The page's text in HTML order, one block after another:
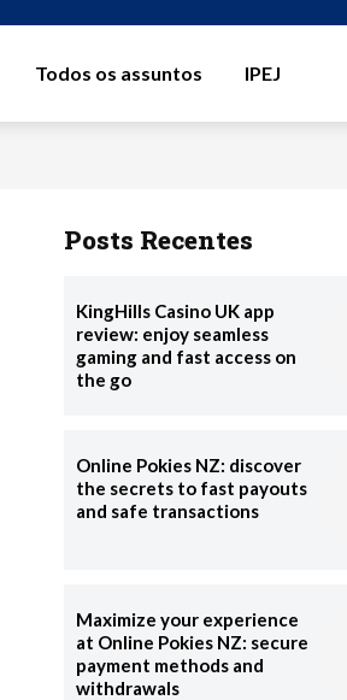
Todos os assuntos IPEJ
Posts Recentes
KingHills Casino UK app
review: enjoy seamless
gaming and fast access on
the go
Online Pokies NZ: discover
the secrets to fast payouts
and safe transactions
Maximize your experience
at Online Pokies NZ: secure
payment methods and
withdrawals